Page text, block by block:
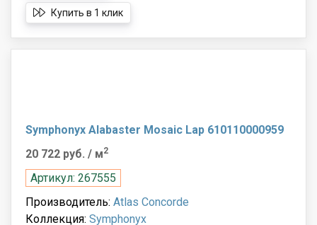
Купить в 1 клик
Symphonyx Alabaster Mosaic Lap 610110000959
20 722 руб. / м2
Артикул: 267555
Производитель: Atlas Concorde
Коллекция: Symphonyx